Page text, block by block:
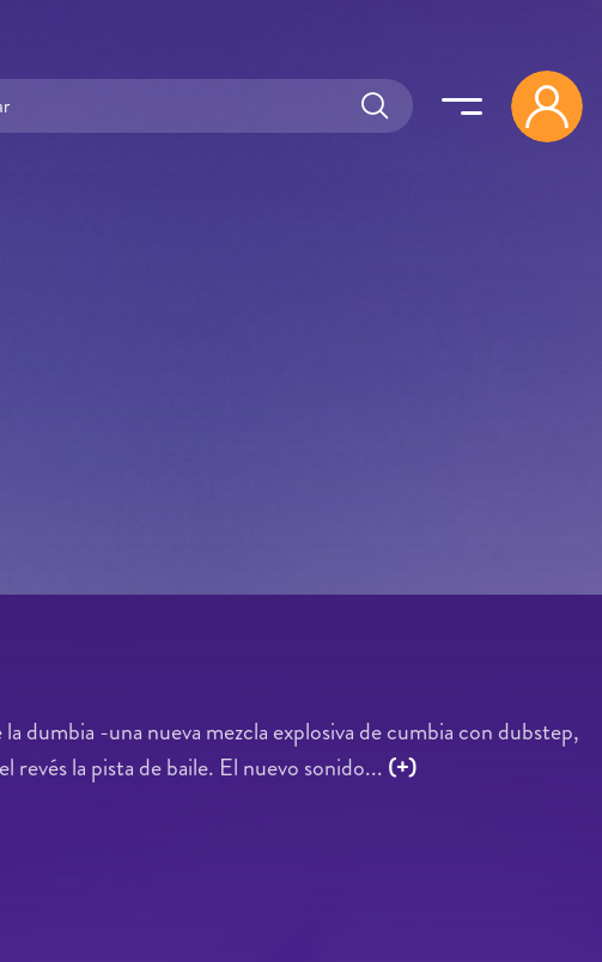
-una nueva mezcla explosiva de cumbia con dubstep,
la pista de baile. El nuevo sonido... (+)